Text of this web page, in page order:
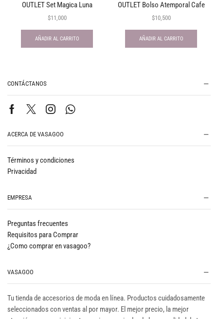
OUTLET Set Magica Luna
$11,000
AÑADIR AL CARRITO
OUTLET Bolso Atemporal Cafe
$10,500
AÑADIR AL CARRITO
CONTÁCTANOS
ACERCA DE VASAGOO
Términos y condiciones
Privacidad
EMPRESA
Preguntas frecuentes
Requisitos para Comprar
¿Como comprar en vasagoo?
VASAGOO
Tu tienda de accesorios de moda en línea. Productos cuidadosamente
seleccionados con ventas al por mayor. El mejor precio, la mejor